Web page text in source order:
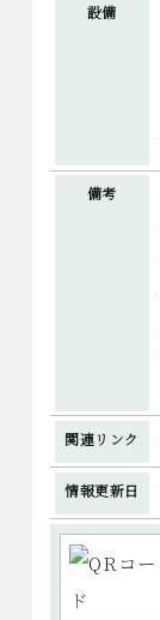
設備
備考
関連リンク
情報更新日